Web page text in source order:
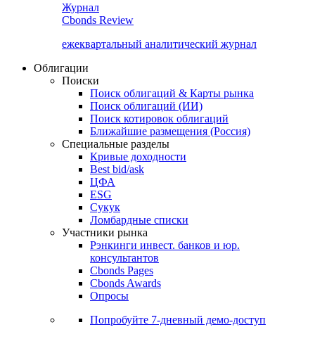
Журнал
Cbonds Review
ежеквартальный аналитический журнал
Облигации
Поиски
Поиск облигаций & Карты рынка
Поиск облигаций (ИИ)
Поиск котировок облигаций
Ближайшие размещения (Россия)
Специальные разделы
Кривые доходности
Best bid/ask
ЦФА
ESG
Сукук
Ломбардные списки
Участники рынка
Рэнкинги инвест. банков и юр.
консультантов
Cbonds Pages
Cbonds Awards
Опросы
Попробуйте 7-дневный демо-доступ